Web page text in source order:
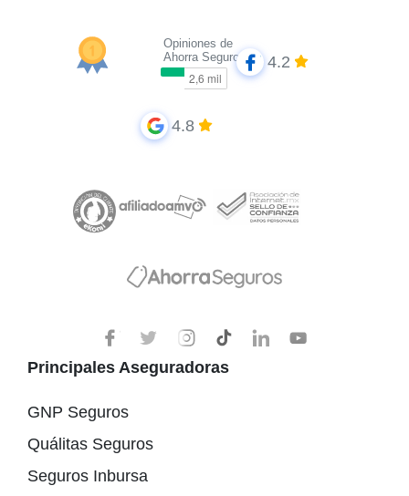
Opiniones de
Ahorra Seguros
4.2
4.8
Principales Aseguradoras
GNP Seguros
Quálitas Seguros
Seguros Inbursa